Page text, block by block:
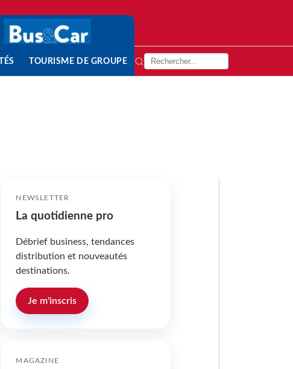
TOURISME DE GROUPE
NEWSLETTER
La quotidienne pro
Débrief business, tendances
distribution et nouveautés
destinations.
Je m'inscris
MAGAZINE